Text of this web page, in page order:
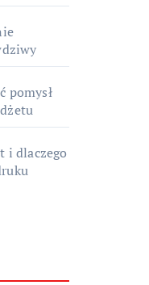
pomysł
i dlaczego